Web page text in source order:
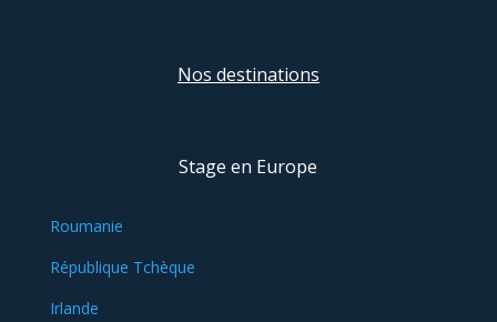
Nos destinations
Stage en Europe
Roumanie
République Tchèque
Irlande